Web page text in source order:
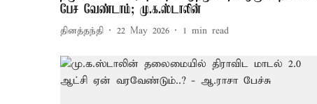
பேச வேண்டாம்; மு.க.ஸ்டாலின்
தினத்தந்தி 22 May 2026 1 min read